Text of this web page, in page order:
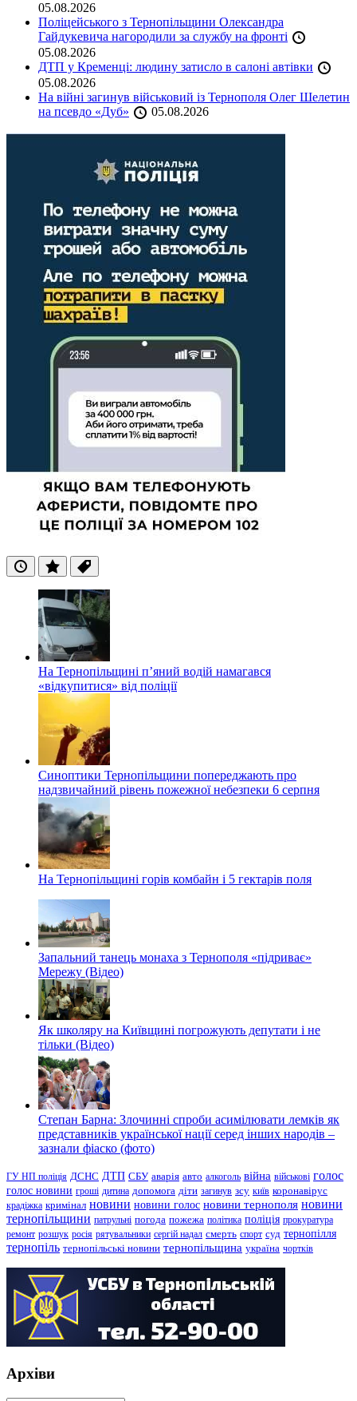
05.08.2026
Поліцейського з Тернопільщини Олександра
Гайдукевича нагородили за службу на фронті
05.08.2026
ДТП у Кременці: людину затисло в салоні автівки
05.08.2026
На війні загинув військовий із Тернополя Олег Шелетин
на псевдо «Дуб»
05.08.2026
ОстанніПопулярні
Теги
На Тернопільщині п’яний водій намагався
«відкупитися» від поліції
Синоптики Тернопільщини попереджають про
надзвичайний рівень пожежної небезпеки 6 серпня
На Тернопільщині горів комбайн і 5 гектарів поля
Запальний танець монаха з Тернополя «підриває»
Мережу (Відео)
Як школяру на Київщині погрожують депутати і не
тільки (Відео)
Степан Барна: Злочинні спроби асимілювати лемків як
представників української нації серед інших народів –
зазнали фіаско (фото)
ГУ НП поліція ДСНС ДТП СБУ аварія авто алкоголь війна військові голос
голос новини гроші дитина допомога діти загинув зсу київ коронавірус
крадіжка кримінал новини новини голос новини тернополя новини
тернопільщини патрульні погода пожежа політика поліція прокуратура
ремонт розшук росія рятувальники сергій надал смерть спорт суд тернопілля
тернопіль тернопільські новини тернопільщина україна чортків
Архіви